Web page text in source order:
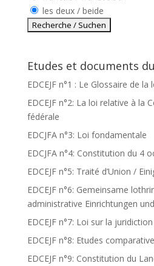
les deux / beide
Etudes et documents du
EDCEJF n°1 : Le Glossaire de
EDCEJF n°2: La loi relative à la
fédérale
EDCJFA n°3: Loi fondamentale
EDCJFA n°4: Constitution du 4
EDCEJF n°5: Traité d’Union /
EDCEJF n°6: Gemeinsame
administrative Einrichtungen
EDCEJF n°7: Loi sur la
EDCEJF n°8: Etudes
EDCEJF n°9: Constitution du